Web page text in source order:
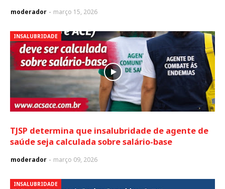
moderador março 15, 2026
INSALUBRIDADE
TJSP determina que insalubridade de agente de
saúde seja calculada sobre salário-base
moderador março 09, 2026
INSALUBRIDADE